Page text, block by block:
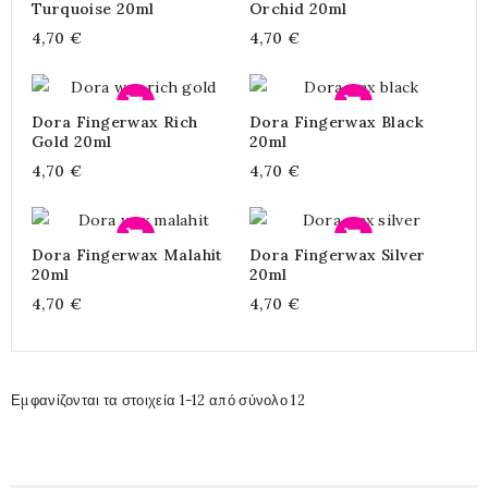
Turquoise 20ml
4,70 €
Orchid 20ml
4,70 €
Dora Fingerwax Rich
Gold 20ml
4,70 €
Dora Fingerwax Black
20ml
4,70 €
Dora Fingerwax Malahit
20ml
4,70 €
Dora Fingerwax Silver
20ml
4,70 €
Εμφανίζονται τα στοιχεία 1-12 από σύνολο 12